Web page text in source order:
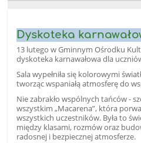
Dyskoteka
13 lutego w Gminnym Ośrodku
dyskoteka karnawałowa dla
Sala wypełniła się kolorowymi
tworząc wspaniałą atmosferę do
Nie zabrakło wspólnych tańców -
wszystkim „Macarena”, która
wszystkich uczestników. Była to
między klasami, rozmów oraz
radosnej i bezpiecznej atmosferze.